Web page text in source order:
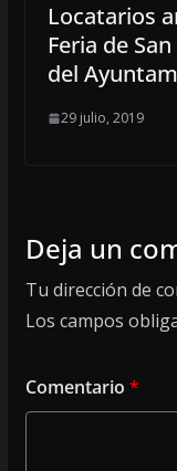
Locatarios
Feria de
del
29 julio, 2019
Deja un
Tu dirección de
Los campos
Comentario *